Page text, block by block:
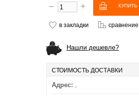
в закладки сравнение
Нашли дешевле?
СТОИМОСТЬ ДОСТАВКИ
Адрес: ,